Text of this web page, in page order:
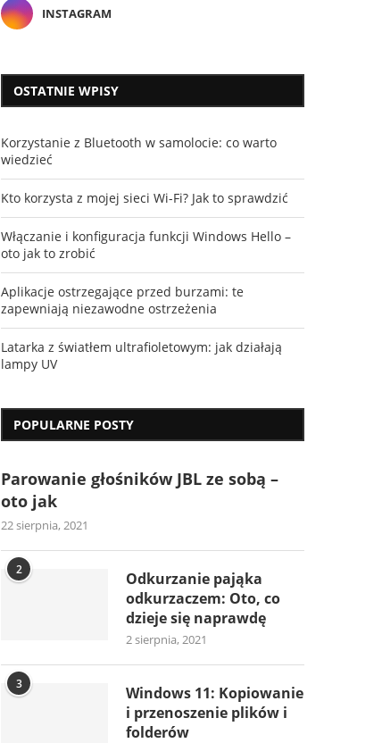
INSTAGRAM
OSTATNIE WPISY
Korzystanie z Bluetooth w samolocie: co warto
wiedzieć
Kto korzysta z mojej sieci Wi-Fi? Jak to sprawdzić
Włączanie i konfiguracja funkcji Windows Hello –
oto jak to zrobić
Aplikacje ostrzegające przed burzami: te
zapewniają niezawodne ostrzeżenia
Latarka z światłem ultrafioletowym: jak działają
lampy UV
POPULARNE POSTY
Parowanie głośników JBL ze sobą –
oto jak
22 sierpnia, 2021
2
Odkurzanie pająka
odkurzaczem: Oto, co
dzieje się naprawdę
2 sierpnia, 2021
3
Windows 11: Kopiowanie
i przenoszenie plików i
folderów